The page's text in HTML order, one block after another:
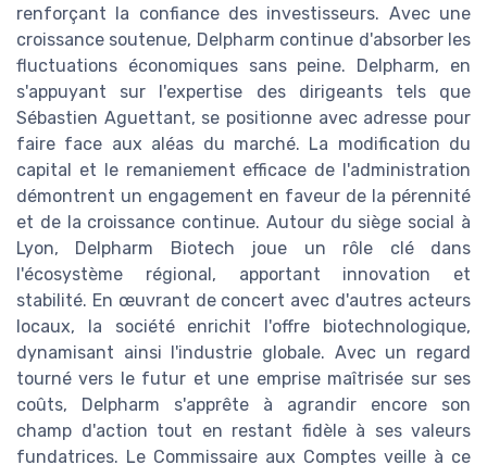
renforçant la confiance des investisseurs. Avec une
croissance soutenue, Delpharm continue d'absorber les
fluctuations économiques sans peine. Delpharm, en
s'appuyant sur l'expertise des dirigeants tels que
Sébastien Aguettant, se positionne avec adresse pour
faire face aux aléas du marché. La modification du
capital et le remaniement efficace de l'administration
démontrent un engagement en faveur de la pérennité
et de la croissance continue. Autour du siège social à
Lyon, Delpharm Biotech joue un rôle clé dans
l'écosystème régional, apportant innovation et
stabilité. En œuvrant de concert avec d'autres acteurs
locaux, la société enrichit l'offre biotechnologique,
dynamisant ainsi l'industrie globale. Avec un regard
tourné vers le futur et une emprise maîtrisée sur ses
coûts, Delpharm s'apprête à agrandir encore son
champ d'action tout en restant fidèle à ses valeurs
fundatrices. Le Commissaire aux Comptes veille à ce